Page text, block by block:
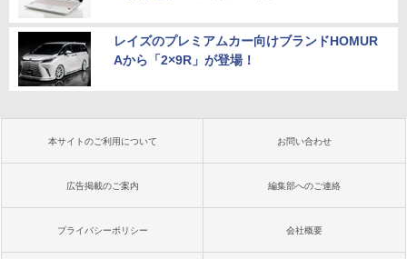
レイズのプレミアムカー向けブランドHOMUR
Aから「2×9R」が登場！
本サイトのご利用について お問い合わせ
広告掲載のご案内 編集部へのご連絡
プライバシーポリシー 会社概要